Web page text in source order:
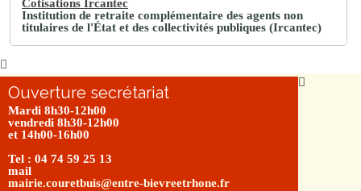
Cotisations Ircantec
Institution de retraite complémentaire des agents non
titulaires de l'État et des collectivités publiques (Ircantec)
Ouverture secrétariat
Mardi 8h30-12h00
vendredi 8h30-12h00
et 14h00-16h00
Tel : 04 74 59 25 13
mail
mairie.couretbuis@entre-bievreetrhone.fr